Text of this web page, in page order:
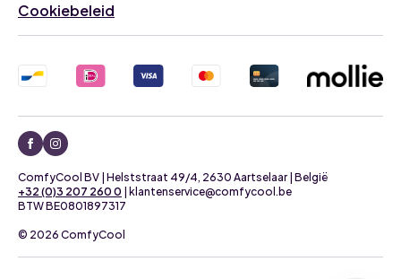
Cookiebeleid
© 2026 ComfyCool
+32 (0)3 207 260 0 | klantenservice@comfycool.be
BTW BE0801897317
ComfyCool BV | Helststraat 49/4, 2630 Aartselaar | België